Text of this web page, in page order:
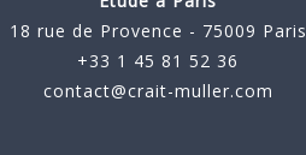
18 rue de Provence - 75009 Paris
+33 1 45 81 52 36
contact@crait-muller.com